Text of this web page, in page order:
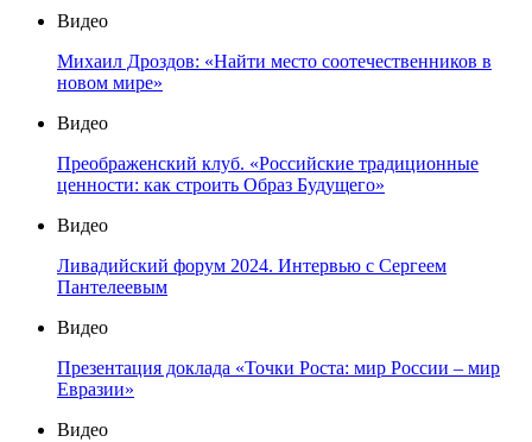
Видео
Михаил Дроздов: «Найти место соотечественников в
новом мире»
Видео
Преображенский клуб. «Российские традиционные
ценности: как строить Образ Будущего»
Видео
Ливадийский форум 2024. Интервью с Сергеем
Пантелеевым
Видео
Презентация доклада «Точки Роста: мир России – мир
Евразии»
Видео